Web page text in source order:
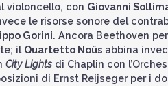
violoncello, con Giovanni
le risorse sonore del
Gorini. Ancora Beethoven
il Quartetto Noûs abbina
City Lights di Chaplin con
di Ernst Reijseger per i